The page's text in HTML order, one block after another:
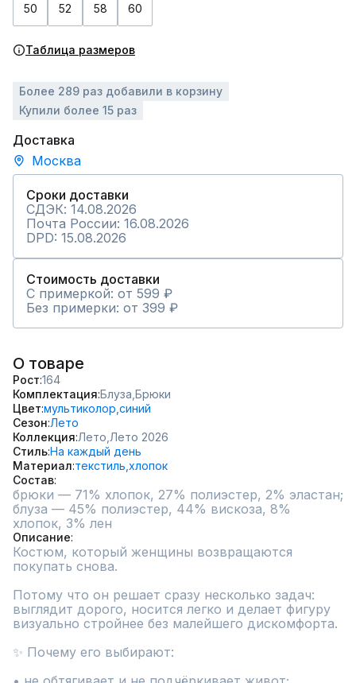
50 52 58 60
Таблица размеров
Более 289 раз добавили в корзину
Купили более 15 раз
Доставка
Москва
Сроки доставки
СДЭК: 14.08.2026
Почта России: 16.08.2026
DPD: 15.08.2026
Стоимость доставки
С примеркой: от 599 ₽
Без примерки: от 399 ₽
О товаре
Рост 164
Комплектация Блуза, Брюки
Цвет мультиколор, синий
Сезон Лето
Коллекция Лето, Лето 2026
СтильНа каждый день
Материал текстиль, хлопок
Состав
брюки — 71% хлопок, 27% полиэстер, 2% эластан;
блуза — 45% полиэстер, 44% вискоза, 8%
хлопок, 3% лен
Описание
Костюм, который женщины возвращаются
покупать снова.
Потому что он решает сразу несколько задач:
выглядит дорого, носится легко и делает фигуру
визуально стройнее без малейшего дискомфорта.
✨ Почему его выбирают: